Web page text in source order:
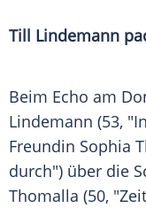
Till Lindemann
Beim Echo am
Lindemann (53,
Freundin Sophia
durch") über die
Thomalla (50,